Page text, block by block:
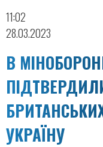
11:02
28.03.2023
В
БРИТАНСЬКИХ
УКРАЇНУ